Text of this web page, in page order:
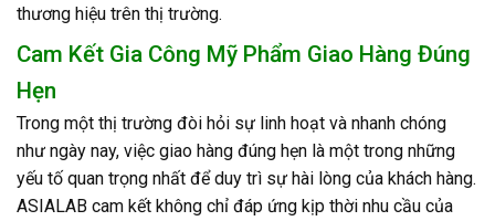
thương hiệu trên thị trường.
Cam Kết Gia Công Mỹ Phẩm Giao Hàng Đúng
Hẹn
Trong một thị trường đòi hỏi sự linh hoạt và nhanh chóng
như ngày nay, việc giao hàng đúng hẹn là một trong những
yếu tố quan trọng nhất để duy trì sự hài lòng của khách hàng.
ASIALAB cam kết không chỉ đáp ứng kịp thời nhu cầu của